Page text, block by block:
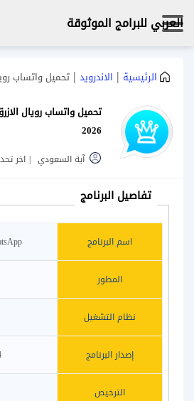
العربي للبرامج الموثوقة
الرئيسية | الاندرويد | تحميل واتساب رويال
تحميل واتساب رويال
2026
آية السعودي | اخر
تفاصيل البرنامج
اسم البرنامج
المطور
نظام التشغيل
إصدار البرنامج
الترخيص